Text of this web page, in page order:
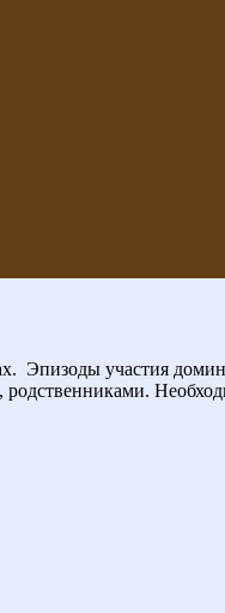
Эпизоды участия